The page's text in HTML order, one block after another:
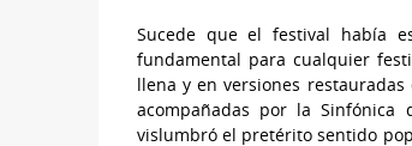
Sucede que el festival había
fundamental para cualquier
llena y en versiones restauradas
acompañadas por la
vislumbró el pretérito sentido